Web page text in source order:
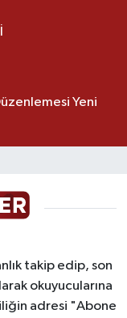
Yeni
takip edip, son
okuyucularına
adresi "Abone